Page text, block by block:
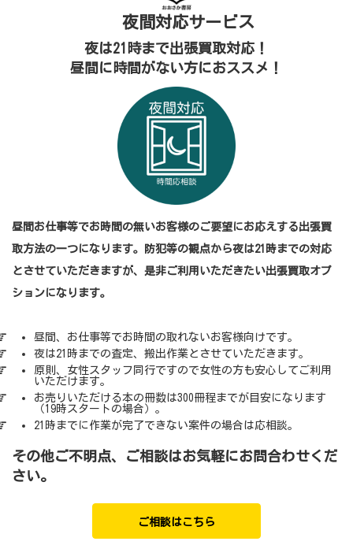
夜間対応サービス
夜は21時まで出張買取対応！
昼間に時間がない方におススメ！
昼間お仕事等でお時間の無いお客様のご要望にお応えする出張買
取方法の一つになります。防犯等の観点から夜は21時までの対応
とさせていただきますが、是非ご利用いただきたい出張買取オプ
ションになります。
昼間、お仕事等でお時間の取れないお客様向けです。
夜は21時までの査定、搬出作業とさせていただきます。
原則、女性スタッフ同行ですので女性の方も安心してご利用
いただけます。
お売りいただける本の冊数は300冊程までが目安になります
（19時スタートの場合）。
21時までに作業が完了できない案件の場合は応相談。
その他ご不明点、ご相談はお気軽にお問合わせくだ
さい。
ご相談はこちら